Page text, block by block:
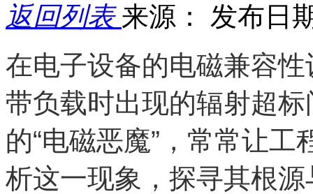
返回列表来源： 发布日
在电子设备的电磁兼容
带负载时出现的辐射超
的“电磁恶魔”，常常让
析这一现象，探寻其根